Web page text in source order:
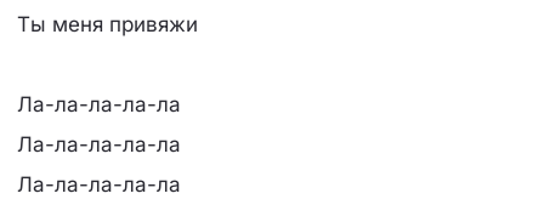
Ты меня привяжи
Ла-ла-ла-ла-ла
Ла-ла-ла-ла-ла
Ла-ла-ла-ла-ла